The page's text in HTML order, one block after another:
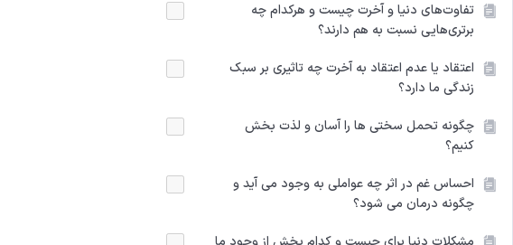
تفاوت‌های دنیا و آخرت چیست و هرکدام چه
برتری‌هایی نسبت به هم دارند؟
اعتقاد یا عدم اعتقاد به آخرت چه تاثیری بر سبک
زندگی ما دارد؟
چگونه تحمل سختی‌ ها را آسان و لذت‌ بخش
کنیم؟
احساس غم در اثر چه عواملی به‌ وجود می‌ آید و
چگونه درمان می‌ شود؟